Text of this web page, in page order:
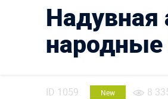
Надувная
народные
ID 1059 New 8